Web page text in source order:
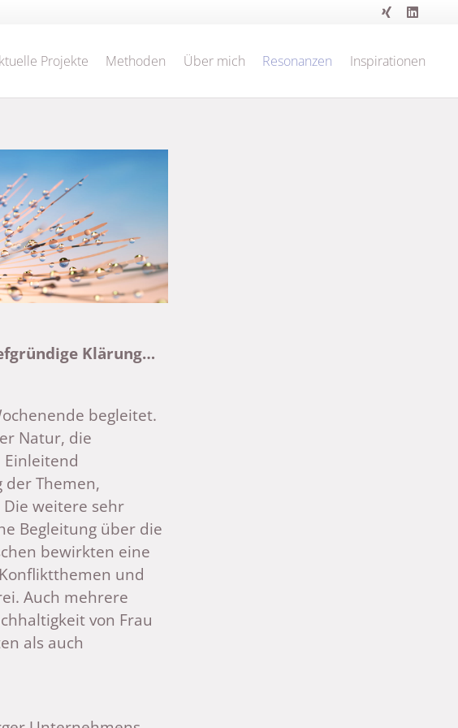
Projekte Methoden Über mich Resonanzen Inspirationen
Klärung…
begleitet.
Natur, die
der Themen,
weitere sehr
Begleitung über die
bewirkten eine
und
Auch mehrere
von Frau
als auch